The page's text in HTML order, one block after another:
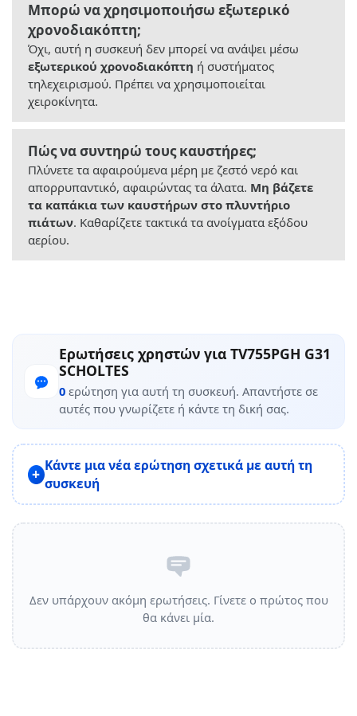
Μπορώ να χρησιμοποιήσω εξωτερικό
χρονοδιακόπτη;
Όχι, αυτή η συσκευή δεν μπορεί να ανάψει μέσω
εξωτερικού χρονοδιακόπτη ή συστήματος
τηλεχειρισμού. Πρέπει να χρησιμοποιείται
χειροκίνητα.
Πώς να συντηρώ τους καυστήρες;
Πλύνετε τα αφαιρούμενα μέρη με ζεστό νερό και
απορρυπαντικό, αφαιρώντας τα άλατα. Μη βάζετε
τα καπάκια των καυστήρων στο πλυντήριο
πιάτων. Καθαρίζετε τακτικά τα ανοίγματα εξόδου
αερίου.
Ερωτήσεις χρηστών για TV755PGH G31
SCHOLTES
0 ερώτηση για αυτή τη συσκευή. Απαντήστε σε
αυτές που γνωρίζετε ή κάντε τη δική σας.
Κάντε μια νέα ερώτηση σχετικά με αυτή τη
συσκευή
Δεν υπάρχουν ακόμη ερωτήσεις. Γίνετε ο πρώτος που
θα κάνει μία.